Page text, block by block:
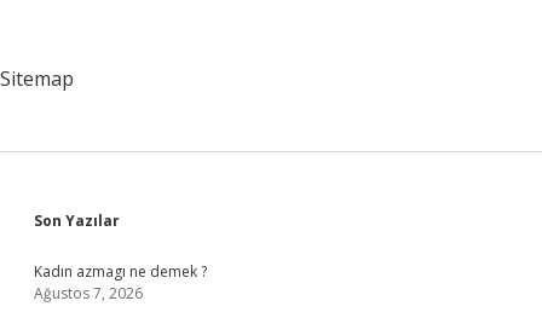
Sitemap
Sidebar
Son Yazılar
Kadın azmagı ne demek ?
Ağustos 7, 2026